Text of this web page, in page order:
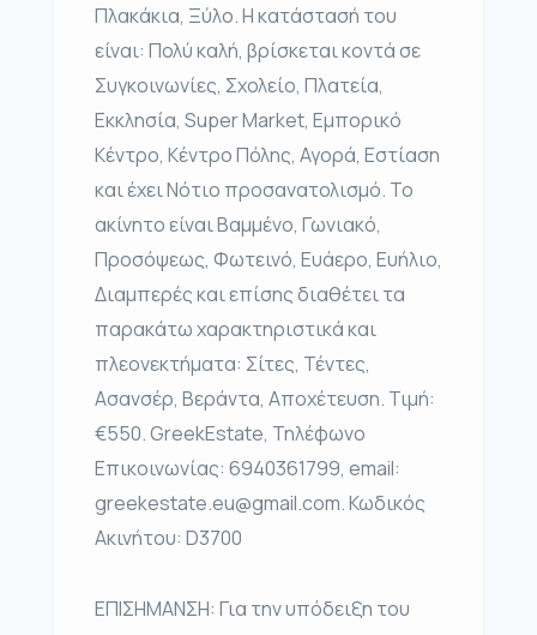
Πλακάκια, Ξύλο. Η κατάστασή του
είναι: Πολύ καλή, βρίσκεται κοντά σε
Συγκοινωνίες, Σχολείο, Πλατεία,
Εκκλησία, Super Market, Εμπορικό
Κέντρο, Κέντρο Πόλης, Αγορά, Εστίαση
και έχει Νότιο προσανατολισμό. Το
ακίνητο είναι Βαμμένο, Γωνιακό,
Προσόψεως, Φωτεινό, Ευάερο, Ευήλιο,
Διαμπερές και επίσης διαθέτει τα
παρακάτω χαρακτηριστικά και
πλεονεκτήματα: Σίτες, Τέντες,
Ασανσέρ, Βεράντα, Αποχέτευση. Τιμή:
€550. GreekEstate, Τηλέφωνο
Επικοινωνίας: 6940361799, email:
greekestate.eu@gmail.com. Κωδικός
Ακινήτου: D3700
ΕΠΙΣΗΜΑΝΣΗ: Για την υπόδειξη του